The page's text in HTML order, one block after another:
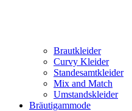
Brautkleider
Curvy Kleider
Standesamtkleider
Mix and Match
Umstandskleider
Bräutigammode